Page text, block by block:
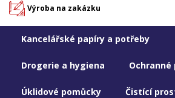
Výroba na zakázku
Kancelářské papíry a potřeby
Drogerie a hygiena Ochranné
Úklidové pomůcky Čistící